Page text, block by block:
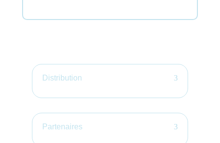
Distribution
Partenaires